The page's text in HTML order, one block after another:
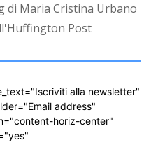
di Maria Cristina Urbano
Post
alla newsletter"
address"
horiz-center"